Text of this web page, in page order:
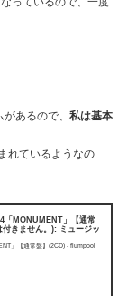
あるので、 私は基本
れているようなの
MONUMENT」【通常
きません。): ミュージッ
」【通常盤】(2CD) - flumpool